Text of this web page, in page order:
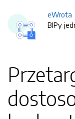
eWrota
BIPy